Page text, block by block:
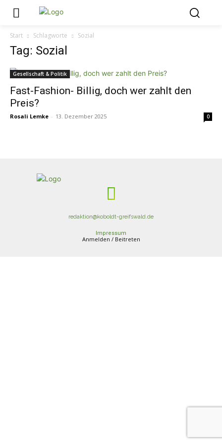
Start Schlagworte Sozial
Tag: Sozial
Gesellschaft & Politik
Fast-Fashion- Billig, doch wer zahlt den
Preis?
Rosali Lemke - 13. Dezember 2025 0
redaktion@koboldt-greifswald.de
Impressum
Anmelden / Beitreten